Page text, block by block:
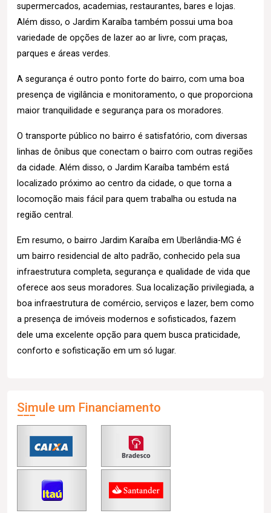
supermercados, academias, restaurantes, bares e lojas.
Além disso, o Jardim Karaíba também possui uma boa
variedade de opções de lazer ao ar livre, com praças,
parques e áreas verdes.
A segurança é outro ponto forte do bairro, com uma boa
presença de vigilância e monitoramento, o que proporciona
maior tranquilidade e segurança para os moradores.
O transporte público no bairro é satisfatório, com diversas
linhas de ônibus que conectam o bairro com outras regiões
da cidade. Além disso, o Jardim Karaíba também está
localizado próximo ao centro da cidade, o que torna a
locomoção mais fácil para quem trabalha ou estuda na
região central.
Em resumo, o bairro Jardim Karaíba em Uberlândia-MG é
um bairro residencial de alto padrão, conhecido pela sua
infraestrutura completa, segurança e qualidade de vida que
oferece aos seus moradores. Sua localização privilegiada, a
boa infraestrutura de comércio, serviços e lazer, bem como
a presença de imóveis modernos e sofisticados, fazem
dele uma excelente opção para quem busca praticidade,
conforto e sofisticação em um só lugar.
Simule um Financiamento